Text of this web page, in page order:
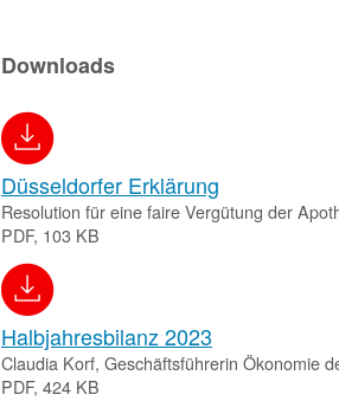
Downloads
Düsseldorfer Erklärung
Resolution für eine faire Vergütung der
PDF, 103 KB
Halbjahresbilanz 2023
Claudia Korf, Geschäftsführerin Ökonomie
PDF, 424 KB